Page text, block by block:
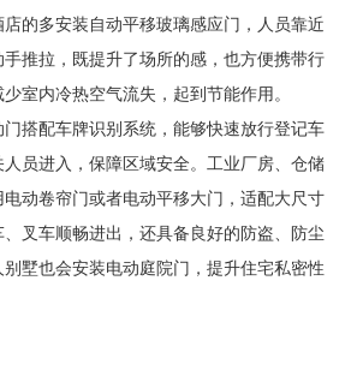
的多安装自动平移玻璃感应门，人员靠近
推拉，既提升了场所的感，也方便携带行
室内冷热空气流失，起到节能作用。
搭配车牌识别系统，能够快速放行登记车
员进入，保障区域安全。工业厂房、仓储
动卷帘门或者电动平移大门，适配大尺寸
叉车顺畅进出，还具备良好的防盗、防尘
墅也会安装电动庭院门，提升住宅私密性